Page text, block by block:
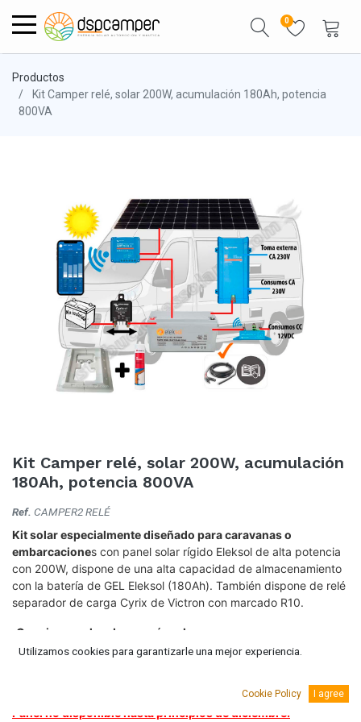
0
Productos
Kit Camper relé, solar 200W, acumulación 180Ah, potencia
800VA
Kit Camper relé, solar 200W, acumulación
180Ah, potencia 800VA
Ref. CAMPER2 RELÉ
Kit solar especialmente diseñado para caravanas o
embarcaciones con panel solar rígido Eleksol de alta potencia
con 200W, dispone de una alta capacidad de almacenamiento
con la batería de GEL Eleksol (180Ah). También dispone de relé
separador de carga Cyrix de Victron con marcado R10.
¡Consiga un plus de energía solar para su camper,
autocaravana o embarcación!
Todos nuestros kits llevan todo lo necesario para su montaje.
Panel no disponible hasta principios de diciembre.
Utilizamos cookies para garantizarle una mejor experiencia.
Cookie Policy I agree